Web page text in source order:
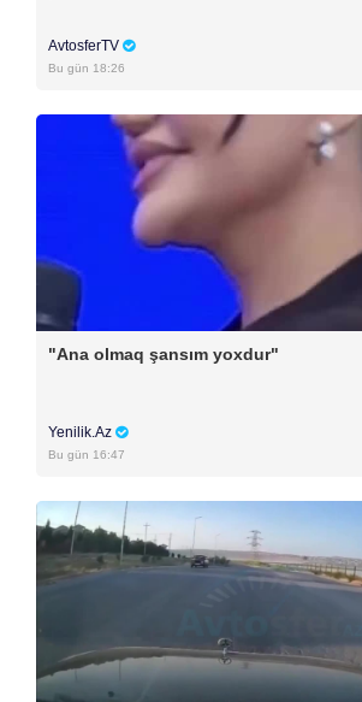
AvtosferTV
Bu gün 18:26
"Ana olmaq şansım yoxdur"
Yenilik.Az
Bu gün 16:47